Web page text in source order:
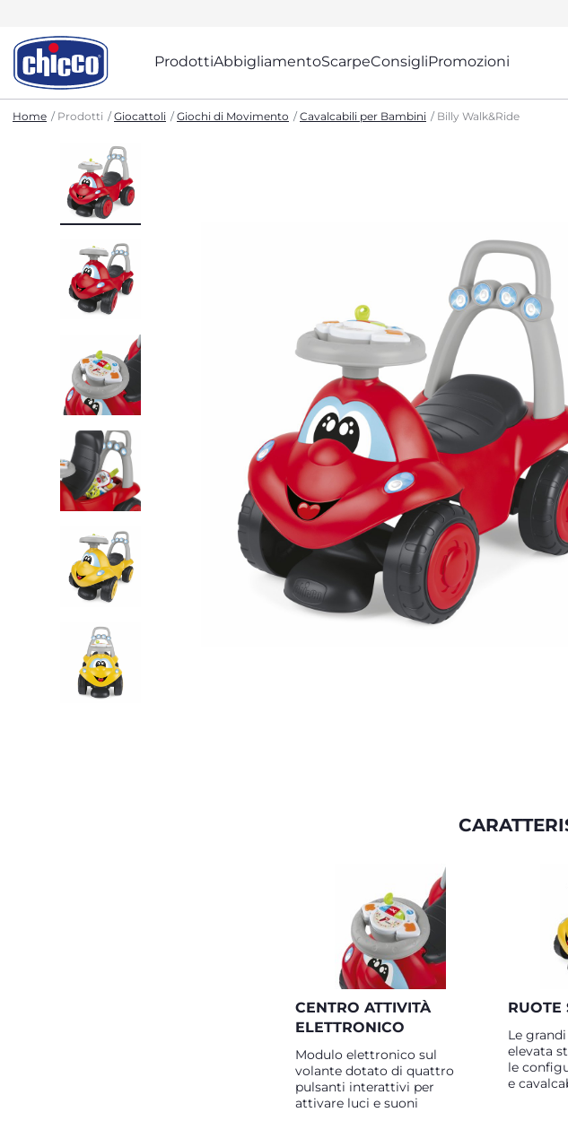
ProdottiAbbigliamentoScarpeConsigliPromozioni
Home Prodotti Giocattoli Giochi di Movimento Cavalcabili per Bambini Billy Walk&Ride
CENTRO ATTIVITÀ
ELETTRONICO
Modulo elettronico sul
volante dotato di quattro
pulsanti interattivi per
attivare luci e suoni
RUOTE
Le
elevata
le
e